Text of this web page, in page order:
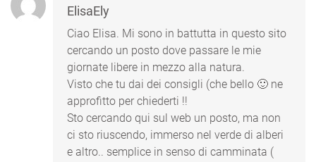
ElisaEly
Ciao Elisa. Mi sono in battutta in questo sito
cercando un posto dove passare le mie
giornate libere in mezzo alla natura.
Visto che tu dai dei consigli (che bello 🙂 ne
approfitto per chiederti !!
Sto cercando qui sul web un posto, ma non
ci sto riuscendo, immerso nel verde di alberi
e altro.. semplice in senso di camminata (